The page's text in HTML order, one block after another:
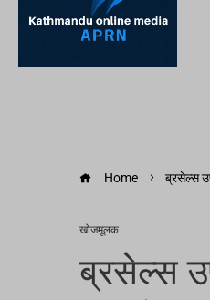
Home ब्रसेल्स
खोजमूलक
ब्रसेल्स